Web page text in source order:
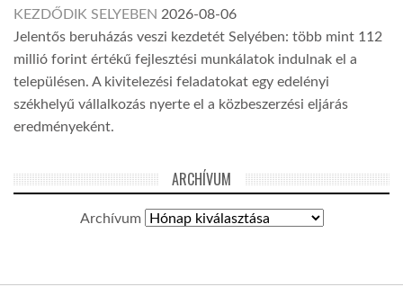
KEZDŐDIK SELYEBEN 2026-08-06
Jelentős beruházás veszi kezdetét Selyében: több mint 112
millió forint értékű fejlesztési munkálatok indulnak el a
településen. A kivitelezési feladatokat egy edelényi
székhelyű vállalkozás nyerte el a közbeszerzési eljárás
eredményeként.
ARCHÍVUM
Archívum